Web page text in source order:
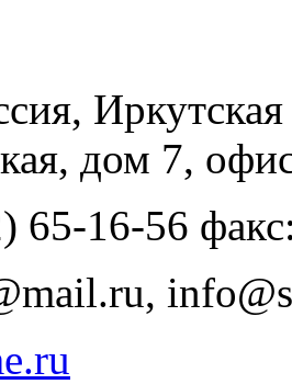
дом 7,
65-16-56